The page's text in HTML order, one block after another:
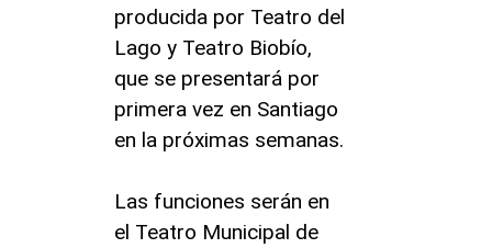
producida por Teatro del
Lago y Teatro Biobío,
que se presentará por
primera vez en Santiago
en la próximas semanas.
Las funciones serán en
el Teatro Municipal de